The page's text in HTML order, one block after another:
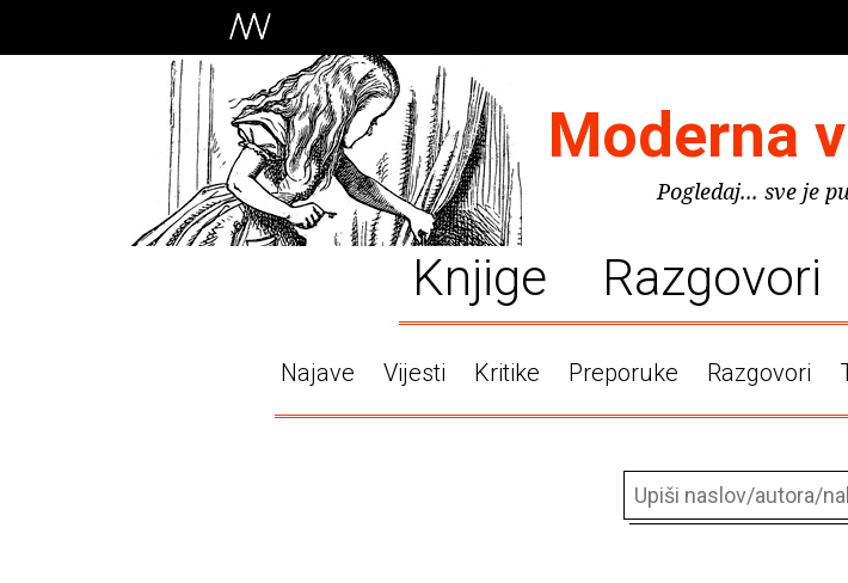
Moderna
Pogledaj... sve je
Knjige Razgovori
Najave Vijesti Kritike Preporuke Razgovori